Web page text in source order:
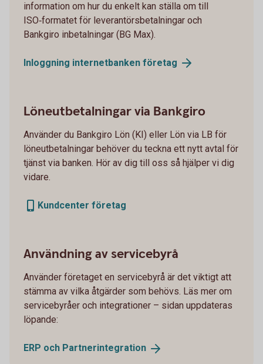
information om hur du enkelt kan ställa om till
ISO‑formatet för leverantörsbetalningar och
Bankgiro inbetalningar (BG Max).
Inloggning internetbanken företag
Löneutbetalningar via Bankgiro
Använder du Bankgiro Lön (KI) eller Lön via LB för
löneutbetalningar behöver du teckna ett nytt avtal för
tjänst via banken. Hör av dig till oss så hjälper vi dig
vidare.
Kundcenter företag
Användning av servicebyrå
Använder företaget en servicebyrå är det viktigt att
stämma av vilka åtgärder som behövs. Läs mer om
servicebyråer och integrationer – sidan uppdateras
löpande:
ERP och Partnerintegration